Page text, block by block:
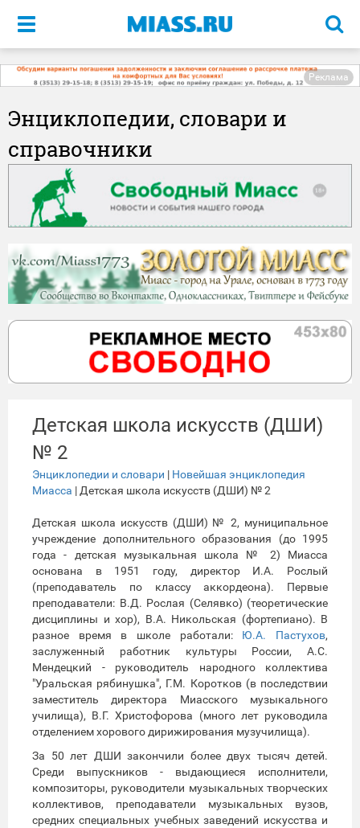
Меню
Реклама
Энциклопедии, словари и
справочники
Детская школа искусств (ДШИ)
№ 2
Энциклопедии и словари | Новейшая энциклопедия
Миасса | Детская школа искусств (ДШИ) № 2
Детская школа искусств (ДШИ) № 2, муниципальное
учреждение дополнительного образования (до 1995
года - детская музыкальная школа № 2) Миасса
основана в 1951 году, директор И.А. Рослый
(преподаватель по классу аккордеона). Первые
преподаватели: В.Д. Рослая (Селявко) (теоретические
дисциплины и хор), В.А. Никольская (фортепиано). В
разное время в школе работали: Ю.А. Пастухов,
заслуженный работник культуры России, А.С.
Мендецкий - руководитель народного коллектива
"Уральская рябинушка", Г.М. Коротков (в последствии
заместитель директора Миасского музыкального
училища), В.Г. Христофорова (много лет руководила
отделением хорового дирижирования музучилища).
За 50 лет ДШИ закончили более двух тысяч детей.
Среди выпускников - выдающиеся исполнители,
композиторы, руководители музыкальных творческих
коллективов, преподаватели музыкальных вузов,
средних специальных учебных заведений искусства и